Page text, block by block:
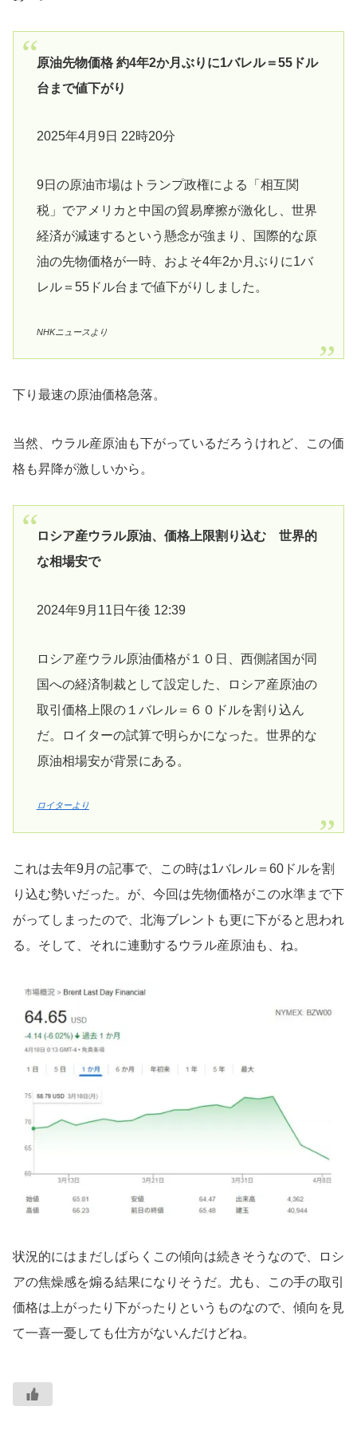
原油先物価格 約4年2か月ぶりに1バレル＝55ドル
台まで値下がり
2025年4月9日 22時20分
9日の原油市場はトランプ政権による「相互関
税」でアメリカと中国の貿易摩擦が激化し、世界
経済が減速するという懸念が強まり、国際的な原
油の先物価格が一時、およそ4年2か月ぶりに1バ
レル＝55ドル台まで値下がりしました。
NHKニュースより
下り最速の原油価格急落。
当然、ウラル産原油も下がっているだろうけれど、この価
格も昇降が激しいから。
ロシア産ウラル原油、価格上限割り込む 世界的
な相場安で
2024年9月11日午後 12:39
ロシア産ウラル原油価格が１０日、西側諸国が同
国への経済制裁として設定した、ロシア産原油の
取引価格上限の１バレル＝６０ドルを割り込ん
だ。ロイターの試算で明らかになった。世界的な
原油相場安が背景にある。
ロイターより
これは去年9月の記事で、この時は1バレル＝60ドルを割
り込む勢いだった。が、今回は先物価格がこの水準まで下
がってしまったので、北海ブレントも更に下がると思われ
る。そして、それに連動するウラル産原油も、ね。
状況的にはまだしばらくこの傾向は続きそうなので、ロシ
アの焦燥感を煽る結果になりそうだ。尤も、この手の取引
価格は上がったり下がったりというものなので、傾向を見
て一喜一憂しても仕方がないんだけどね。